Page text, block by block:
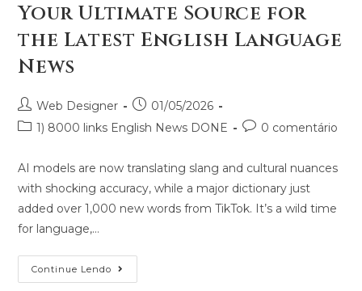
Your Ultimate Source for
the Latest English Language
News
Web Designer
01/05/2026
1) 8000 links English News DONE
0 comentário
AI models are now translating slang and cultural nuances
with shocking accuracy, while a major dictionary just
added over 1,000 new words from TikTok. It’s a wild time
for language,…
Continue Lendo